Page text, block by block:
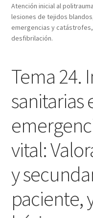
Ingeniería
Contacto
Atención inicial al
lesiones de tejidos
emergencias y catástrofes,
desfibrilación.
Tema 24.
sanitarias
vital:
y
paciente,